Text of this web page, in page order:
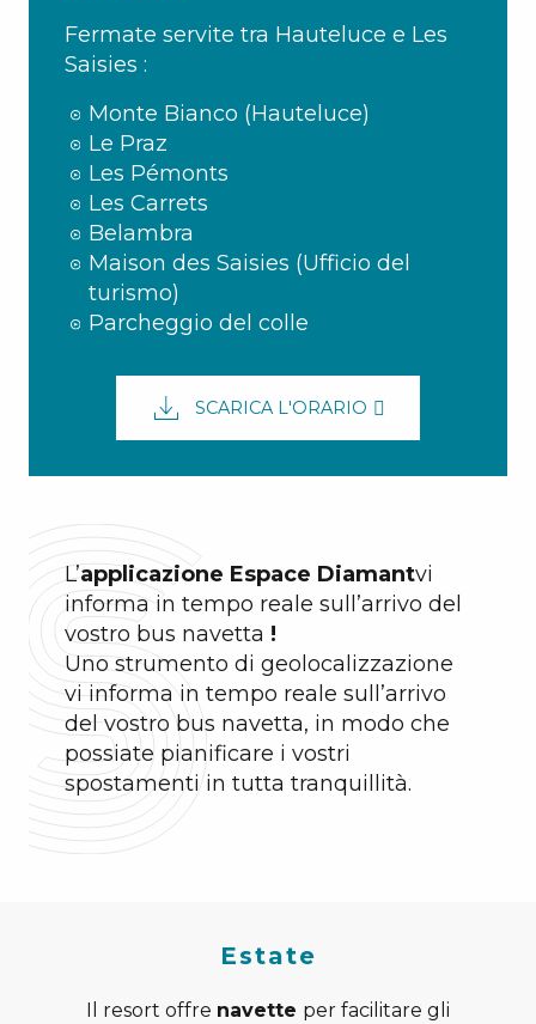
Fermate servite tra Hauteluce e Les
Saisies :
Monte Bianco (Hauteluce)
Le Praz
Les Pémonts
Les Carrets
Belambra
Maison des Saisies (Ufficio del
turismo)
Parcheggio del colle
SCARICA L'ORARIO
L’applicazione Espace Diamantvi
informa in tempo reale sull’arrivo del
vostro bus navetta !
Uno strumento di geolocalizzazione
vi informa in tempo reale sull’arrivo
del vostro bus navetta, in modo che
possiate pianificare i vostri
spostamenti in tutta tranquillità.
Estate
Il resort offre navette per facilitare gli